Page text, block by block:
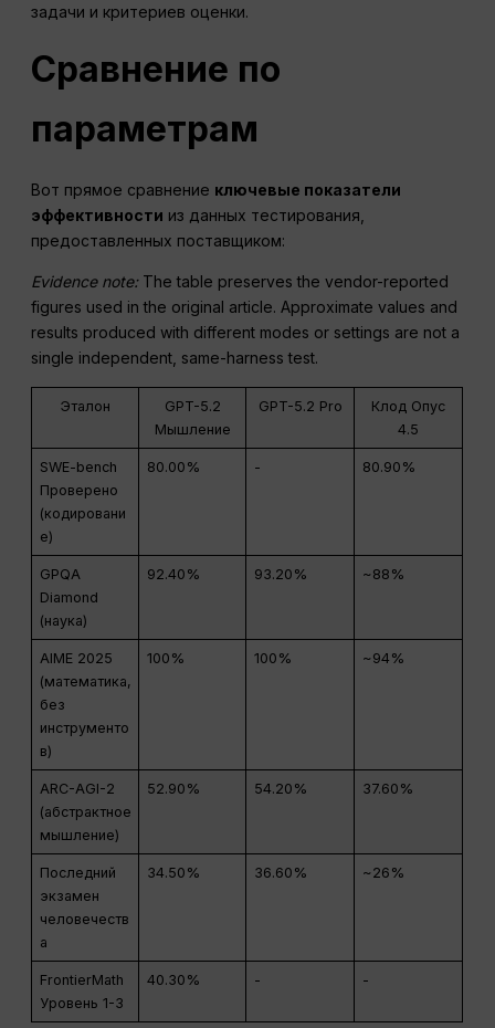
задачи и критериев оценки.
Сравнение по
параметрам
Вот прямое сравнение ключевые показатели
эффективности из данных тестирования,
предоставленных поставщиком:
Evidence note:The table preserves the vendor-reported
figures used in the original article. Approximate values and
results produced with different modes or settings are not a
single independent, same-harness test.
Эталон
GPT-5.2
Мышление
GPT-5.2 Pro
Клод Опус
4.5
SWE-bench
Проверено
(кодировани
е)
80.00% - 80.90%
GPQA
Diamond
(наука)
92.40% 93.20% ~88%
AIME 2025
(математика,
без
инструменто
в)
100% 100% ~94%
ARC-AGI-2
(абстрактное
мышление)
52.90% 54.20% 37.60%
Последний
экзамен
человечеств
а
34.50% 36.60% ~26%
FrontierMath
Уровень 1-3
40.30% - -